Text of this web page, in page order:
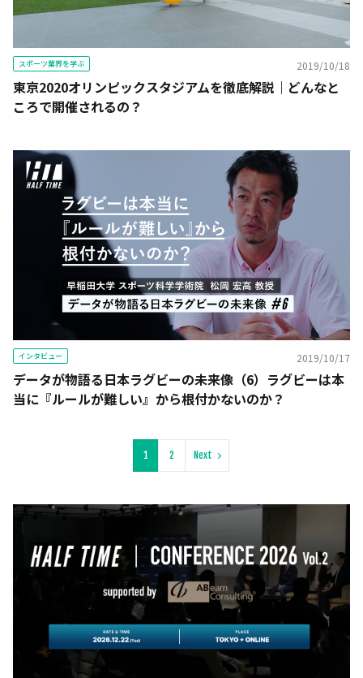
スポーツ業界を学ぶ 2019/10/18
東京2020オリンピックスタジアムを徹底解説｜どんなと
ころで開催されるの？
インタビュー 2019/10/17
データが物語る日本ラグビーの未来像（6）ラグビーは本
当に『ルールが難しい』から根付かないのか？
1 2 Next